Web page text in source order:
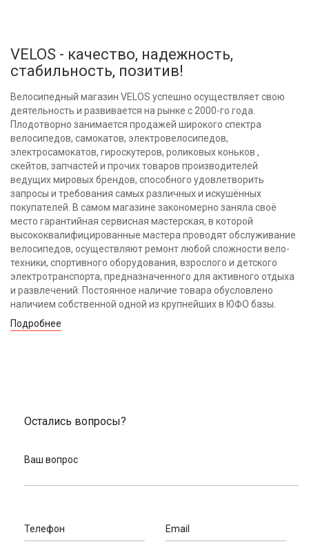
VELOS - качество, надежность,
стабильность, позитив!
Велосипедный магазин VELOS успешно осуществляет свою
деятельность и развивается на рынке с 2000-го года.
Плодотворно занимается продажей широкого спектра
велосипедов, самокатов, электровелосипедов,
электросамокатов, гироскутеров, роликовых коньков ,
скейтов, запчастей и прочих товаров производителей
ведущих мировых брендов, способного удовлетворить
запросы и требования самых различных и искушённых
покупателей. В самом магазине закономерно заняла своё
место гарантийная сервисная мастерская, в которой
высококвалифицированные мастера проводят обслуживание
велосипедов, осуществляют ремонт любой сложности вело-
техники, спортивного оборудования, взрослого и детского
электротранспорта, предназначенного для активного отдыха
и развлечений. Постоянное наличие товара обусловлено
наличием собственной одной из крупнейших в ЮФО базы.
Подробнее
Остались вопросы?
Ваш вопрос
Телефон Email